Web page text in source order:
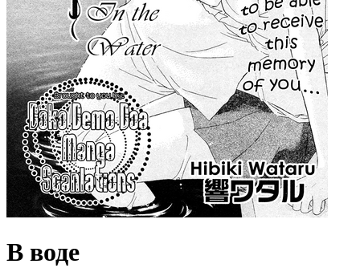
В воде